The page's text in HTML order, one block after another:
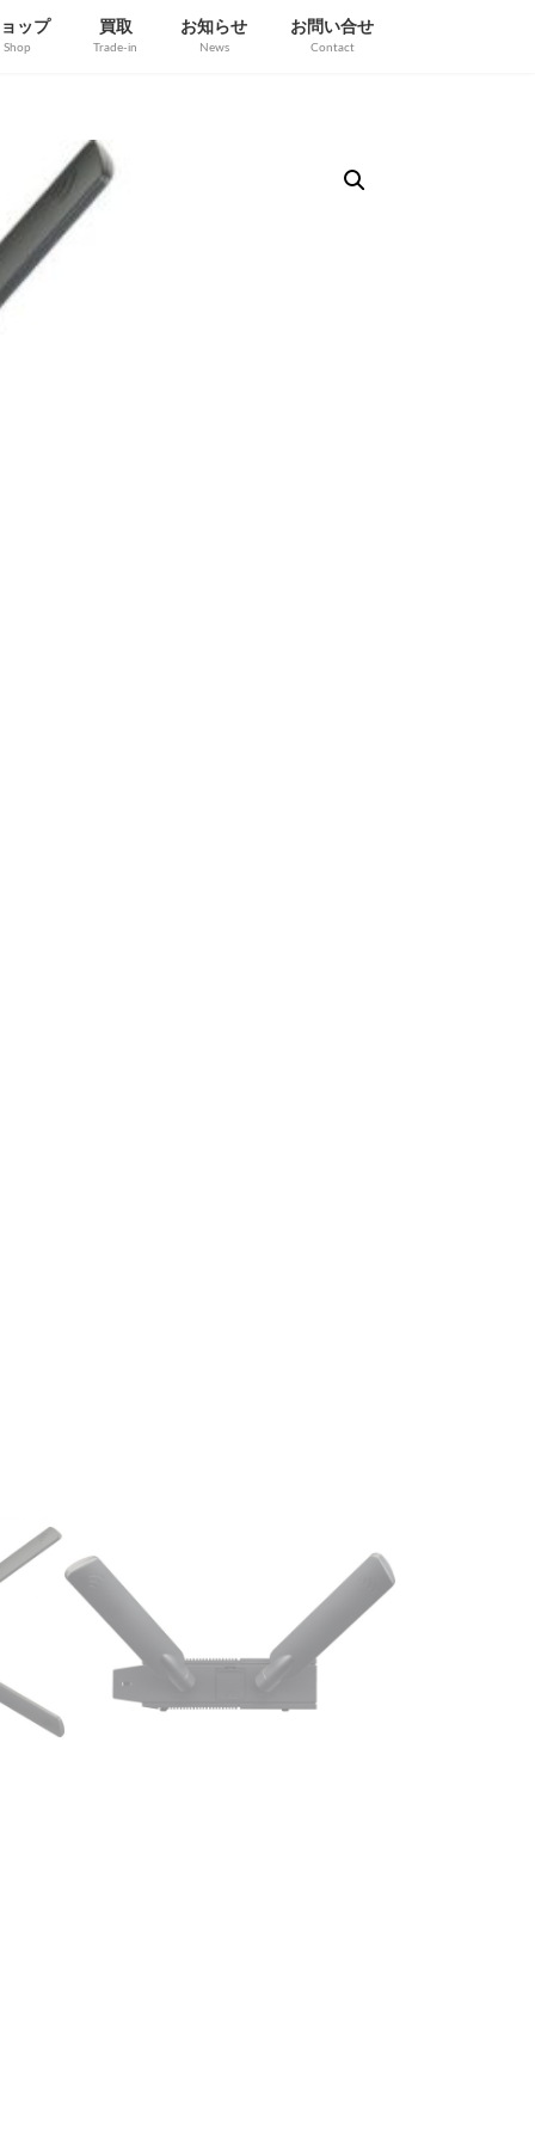
ップ
Shop
買取
Trade-in
お知らせ
News
お問い合せ
Contact